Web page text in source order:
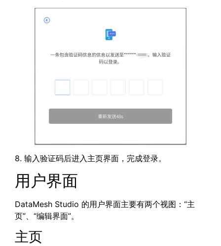
8. 输入验证码后进入主页界面，完成登录。
用户界面
DataMesh Studio 的用户界面主要有两个视图：“主
页”、“编辑界面”。
主页